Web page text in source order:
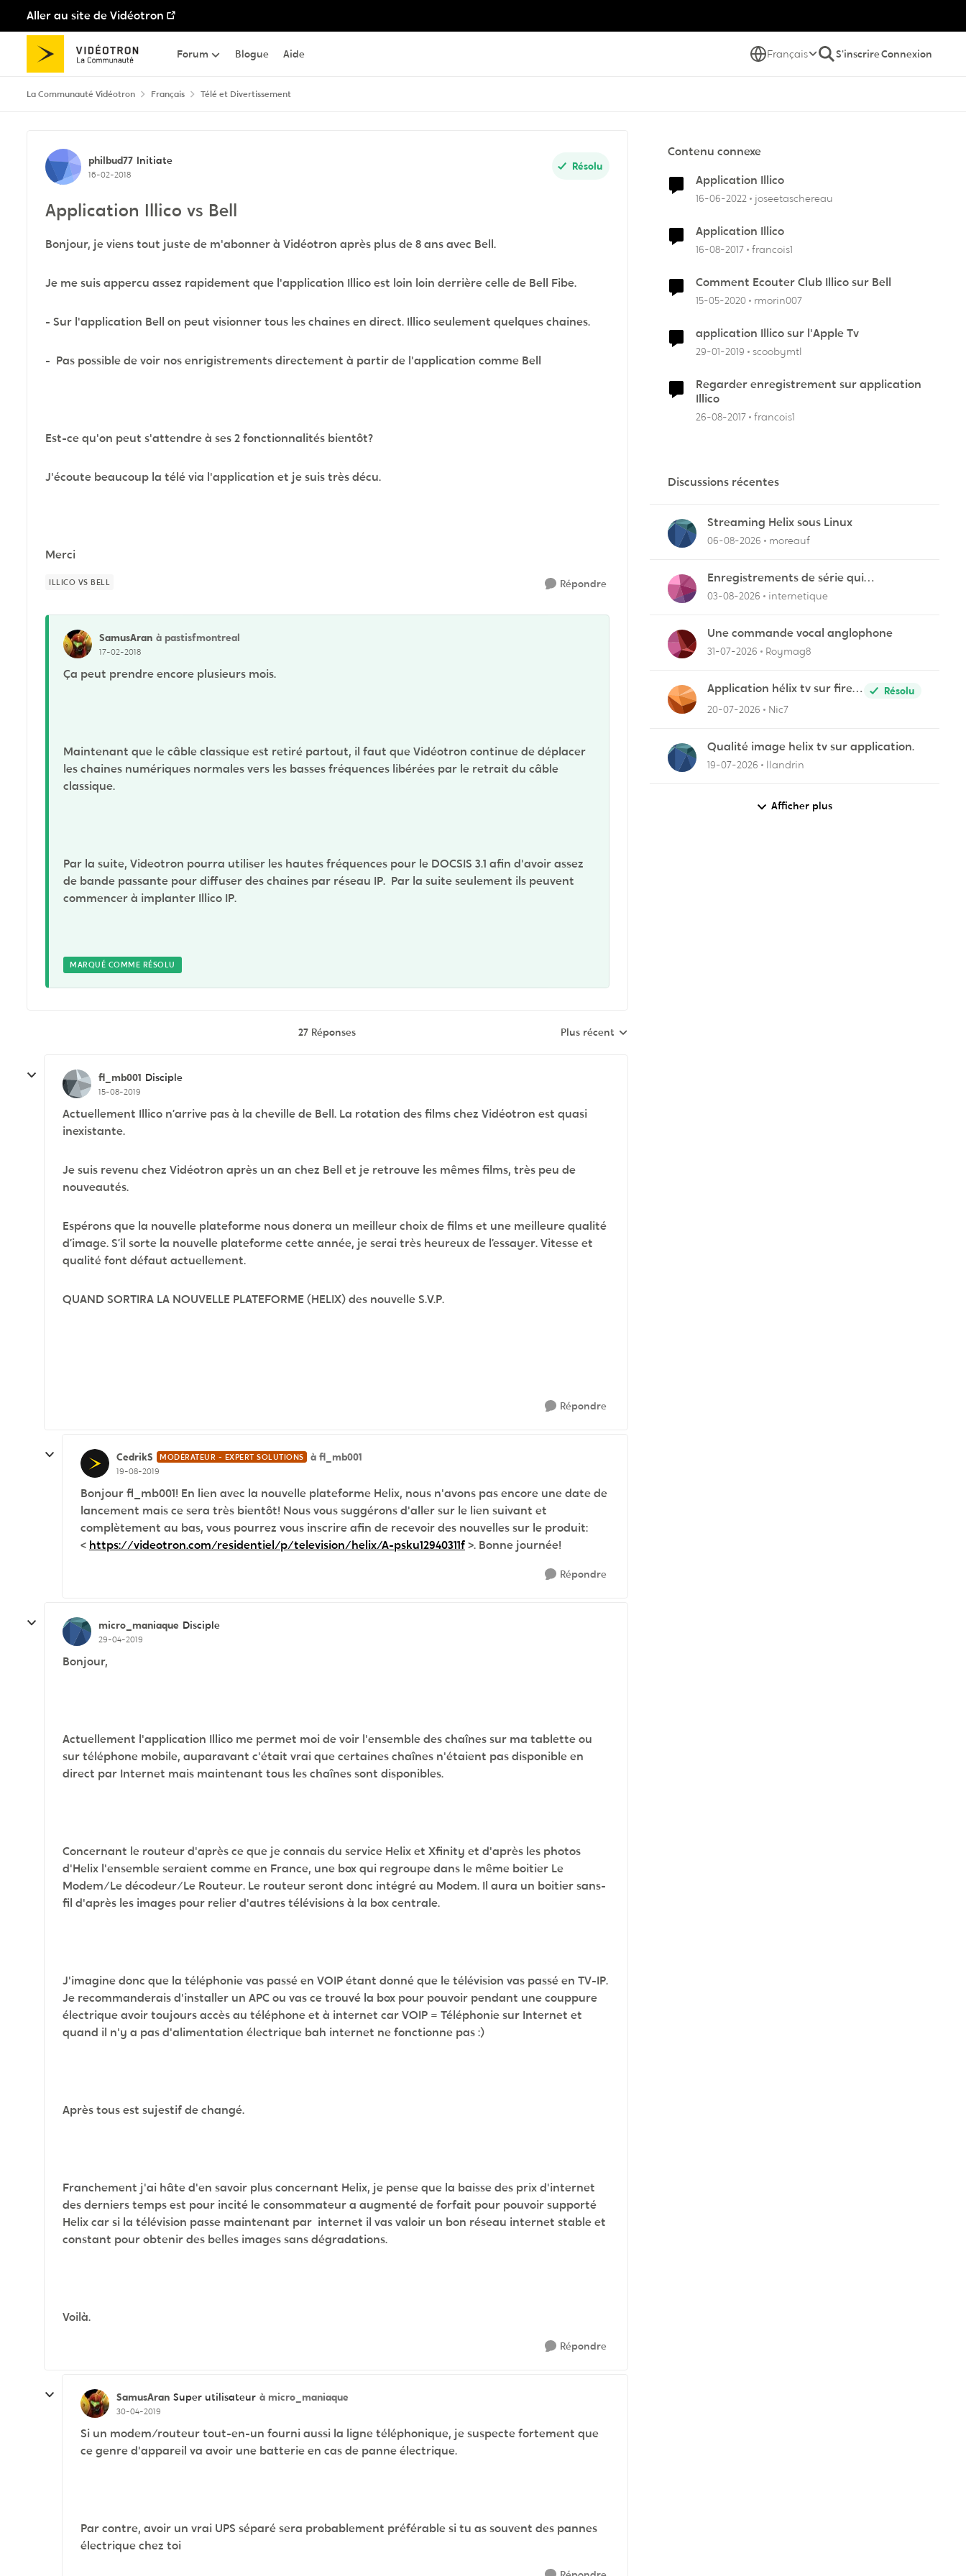
Aller au site de Vidéotron
Passer au contenu
Forum Blogue Aide Français S'inscrireConnexion
La Communauté Vidéotron Français Télé et Divertissement
Discussion de forum
philbud77 Initiate
16-02-2018
Résolu
Application Illico vs Bell
Bonjour, je viens tout juste de m'abonner à Vidéotron après plus de 8 ans avec Bell.
Je me suis appercu assez rapidement que l'application Illico est loin loin derrière celle de Bell Fibe.
- Sur l'application Bell on peut visionner tous les chaines en direct. Illico seulement quelques chaines.
- Pas possible de voir nos enrigistrements directement à partir de l'application comme Bell
Est-ce qu'on peut s'attendre à ses 2 fonctionnalités bientôt?
J'écoute beaucoup la télé via l'application et je suis très décu.
Merci
ILLICO VS BELL Répondre
SamusAran à pastisfmontreal
17-02-2018
Ça peut prendre encore plusieurs mois.
Maintenant que le câble classique est retiré partout, il faut que Vidéotron continue de déplacer
les chaines numériques normales vers les basses fréquences libérées par le retrait du câble
classique.
Par la suite, Videotron pourra utiliser les hautes fréquences pour le DOCSIS 3.1 afin d'avoir assez
de bande passante pour diffuser des chaines par réseau IP. Par la suite seulement ils peuvent
commencer à implanter Illico IP.
MARQUÉ COMME RÉSOLU
27 Réponses Réponses triées par
Plus récent
fl_mb001 Disciple
15-08-2019
Actuellement Illico n’arrive pas à la cheville de Bell. La rotation des films chez Vidéotron est quasi
inexistante.
Je suis revenu chez Vidéotron après un an chez Bell et je retrouve les mêmes films, très peu de
nouveautés.
Espérons que la nouvelle plateforme nous donera un meilleur choix de films et une meilleure qualité
d’image. S’il sorte la nouvelle plateforme cette année, je serai très heureux de l’essayer. Vitesse et
qualité font défaut actuellement.
QUAND SORTIRA LA NOUVELLE PLATEFORME (HELIX) des nouvelle S.V.P.
Répondre
CedrikS MODÉRATEUR - EXPERT SOLUTIONS à fl_mb001
19-08-2019
Bonjour fl_mb001! En lien avec la nouvelle plateforme Helix, nous n'avons pas encore une date de
lancement mais ce sera très bientôt! Nous vous suggérons d'aller sur le lien suivant et
complètement au bas, vous pourrez vous inscrire afin de recevoir des nouvelles sur le produit:
< https://videotron.com/residentiel/p/television/helix/A-psku12940311f>. Bonne journée!
Répondre
micro_maniaque Disciple
29-04-2019
Bonjour,
Actuellement l'application Illico me permet moi de voir l'ensemble des chaînes sur ma tablette ou
sur téléphone mobile, auparavant c'était vrai que certaines chaînes n'étaient pas disponible en
direct par Internet mais maintenant tous les chaînes sont disponibles.
Concernant le routeur d'après ce que je connais du service Helix et Xfinity et d'après les photos
d'Helix l'ensemble seraient comme en France, une box qui regroupe dans le même boitier Le
Modem/Le décodeur/Le Routeur. Le routeur seront donc intégré au Modem. Il aura un boitier sans-
fil d'après les images pour relier d'autres télévisions à la box centrale.
J'imagine donc que la téléphonie vas passé en VOIP étant donné que le télévision vas passé en TV-IP.
Je recommanderais d'installer un APC ou vas ce trouvé la box pour pouvoir pendant une couppure
électrique avoir toujours accès au téléphone et à internet car VOIP = Téléphonie sur Internet et
quand il n'y a pas d'alimentation électrique bah internet ne fonctionne pas :)
Après tous est sujestif de changé.
Franchement j'ai hâte d'en savoir plus concernant Helix, je pense que la baisse des prix d'internet
des derniers temps est pour incité le consommateur a augmenté de forfait pour pouvoir supporté
Helix car si la télévision passe maintenant par internet il vas valoir un bon réseau internet stable et
constant pour obtenir des belles images sans dégradations.
Voilà.
Répondre
SamusAran Super utilisateur à micro_maniaque
30-04-2019
Si un modem/routeur tout-en-un fourni aussi la ligne téléphonique, je suspecte fortement que
ce genre d'appareil va avoir une batterie en cas de panne électrique.
Par contre, avoir un vrai UPS séparé sera probablement préférable si tu as souvent des pannes
électrique chez toi
Contenu connexe
Application Illico
16-06-2022 joseetaschereau
Application Illico
16-08-2017 francois1
Comment Ecouter Club Illico sur Bell
15-05-2020 rmorin007
application Illico sur l'Apple Tv
29-01-2019 scoobymtl
Regarder enregistrement sur application
Illico
26-08-2017 francois1
Discussions récentes
Streaming Helix sous Linux
06-08-2026 moreauf
Enregistrements de série qui
cafouillent
03-08-2026 internetique
Une commande vocal anglophone
31-07-2026 Roymag8
Application hélix tv sur fire
stick
Résolu
20-07-2026
Nic7
Qualité image helix tv sur application.
19-07-2026 llandrin
Afficher plus